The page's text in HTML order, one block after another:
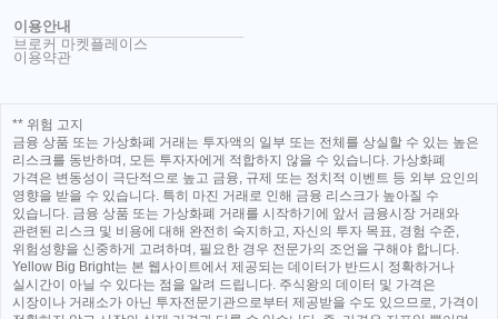
이용안내
브로커 마켓플레이스
이용약관
** 위험 고지
금융 상품 또는 가상화폐 거래는 투자액의 일부 또는 전체를 상실할 수 있는 높은
리스크를 동반하며, 모든 투자자에게 적합하지 않을 수 있습니다. 가상화폐
가격은 변동성이 극단적으로 높고 금융, 규제 또는 정치적 이벤트 등 외부 요인의
영향을 받을 수 있습니다. 특히 마진 거래로 인해 금융 리스크가 높아질 수
있습니다. 금융 상품 또는 가상화폐 거래를 시작하기에 앞서 금융시장 거래와
관련된 리스크 및 비용에 대해 완전히 숙지하고, 자신의 투자 목표, 경험 수준,
위험성향을 신중하게 고려하며, 필요한 경우 전문가의 조언을 구해야 합니다.
Yellow Big Bright는 본 웹사이트에서 제공되는 데이터가 반드시 정확하거나
실시간이 아닐 수 있다는 점을 알려 드립니다. 주식왕의 데이터 및 가격은
시장이나 거래소가 아닌 투자전문기관으로부터 제공받을 수도 있으므로, 가격이